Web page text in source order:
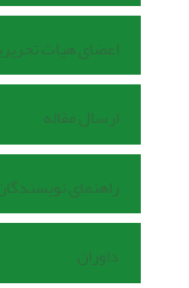
اعضای هیات
ارسال مقاله
راهنمای
داوران